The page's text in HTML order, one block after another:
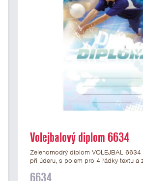
Volejbalový diplom 6634
Zelenomodrý diplom VOLEJBAL
při úderu, s polem pro 4 řádky textu a
a A5. Papírový diplom s motivem
6634